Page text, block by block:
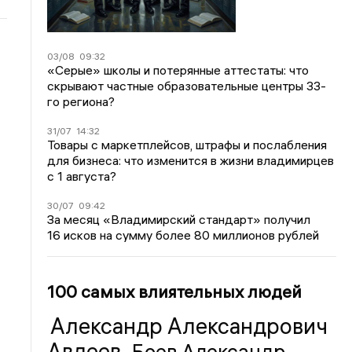
03/08 09:32
«Серые» школы и потерянные аттестаты: что
скрывают частные образовательные центры 33-
го региона?
31/07 14:32
Товары с маркетплейсов, штрафы и послабления
для бизнеса: что изменится в жизни владимирцев
с 1 августа?
30/07 09:42
За месяц «Владимирский стандарт» получил
16 исков на сумму более 80 миллионов рублей
100 самых влиятельных людей
Александр Александрович